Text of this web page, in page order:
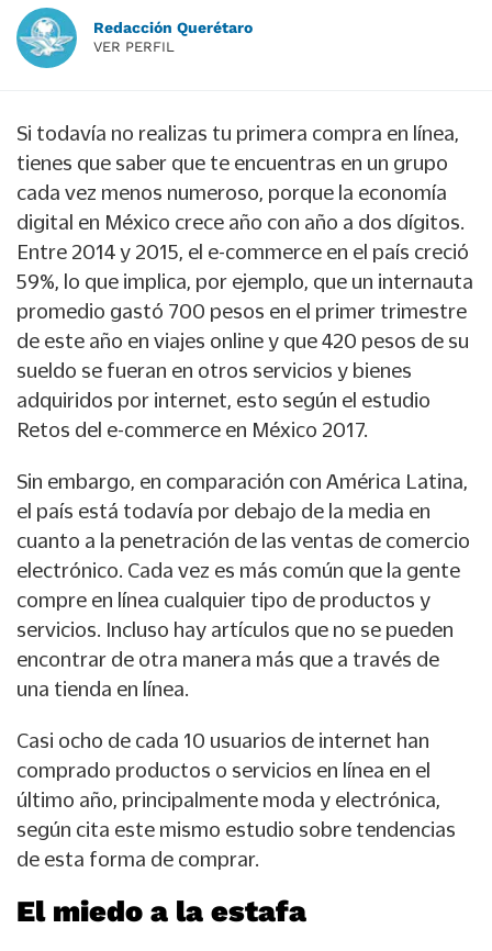
Redacción Querétaro
VER PERFIL
Si todavía no realizas tu primera compra en línea,
tienes que saber que te encuentras en un grupo
cada vez menos numeroso, porque la economía
digital en México crece año con año a dos dígitos.
Entre 2014 y 2015, el e-commerce en el país creció
59%, lo que implica, por ejemplo, que un internauta
promedio gastó 700 pesos en el primer trimestre
de este año en viajes online y que 420 pesos de su
sueldo se fueran en otros servicios y bienes
adquiridos por internet, esto según el estudio
Retos del e-commerce en México 2017.
Sin embargo, en comparación con América Latina,
el país está todavía por debajo de la media en
cuanto a la penetración de las ventas de comercio
electrónico. Cada vez es más común que la gente
compre en línea cualquier tipo de productos y
servicios. Incluso hay artículos que no se pueden
encontrar de otra manera más que a través de
una tienda en línea.
Casi ocho de cada 10 usuarios de internet han
comprado productos o servicios en línea en el
último año, principalmente moda y electrónica,
según cita este mismo estudio sobre tendencias
de esta forma de comprar.
El miedo a la estafa